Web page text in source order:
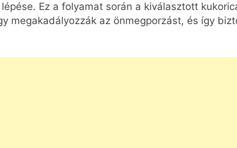
Ez a folyamat során a kiválasztott
megakadályozzák az önmegporzást, és így